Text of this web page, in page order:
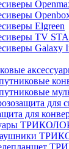
Elgreen
TV
Galaxy
для
для